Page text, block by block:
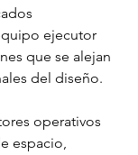
ejecutor
que se alejan
del diseño.
operativos
espacio,